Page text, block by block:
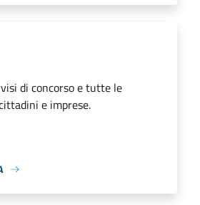
di concorso e tutte le
e imprese.